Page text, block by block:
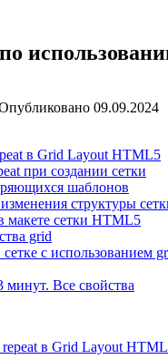
09.09.2024
в Grid Layout HTML5
при создании сетки
шаблонов
структуры
макете сетки HTML5
grid
с использованием
минут. Все свойства
в Grid Layout